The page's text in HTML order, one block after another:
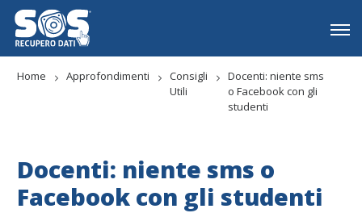
Home Approfondimenti
Consigli
Utili
Docenti: niente sms
o Facebook con gli
studenti
Docenti: niente sms o
Facebook con gli studenti